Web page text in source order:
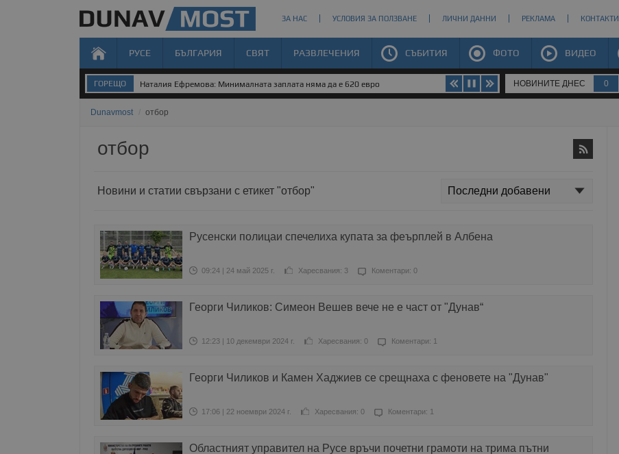
ЗА НАС УСЛОВИЯ ЗА ПОЛЗВАНЕ ЛИЧНИ ДАННИ РЕКЛАМА КОНТАКТИ
РУСЕ БЪЛГАРИЯ СВЯТ РАЗВЛЕЧЕНИЯ СЪБИТИЯ ФОТО ВИДЕО
ГОРЕЩО Наталия Ефремова: Минималната заплата няма да е 620 евро НОВИНИТЕ ДНЕС 0
Dunavmost отбор
отбор
Новини и статии свързани с етикет "отбор"
Русенски полицаи спечелиха купата за феърплей в Албена
09:24 | 24 май 2025 г. Харесвания: 3 Коментари: 0
Георги Чиликов: Симеон Вешев вече не е част от "Дунав“
12:23 | 10 декември 2024 г. Харесвания: 0 Коментари: 1
Георги Чиликов и Камен Хаджиев се срещнаха с феновете на "Дунав"
17:06 | 22 ноември 2024 г. Харесвания: 0 Коментари: 1
Областният управител на Русе връчи почетни грамоти на трима пътни